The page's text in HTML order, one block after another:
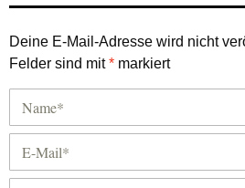
Deine E-Mail-Adresse wird nicht
Felder sind mit* markiert